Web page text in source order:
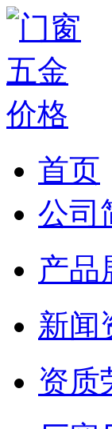
首页
公司
产品
新闻
资质